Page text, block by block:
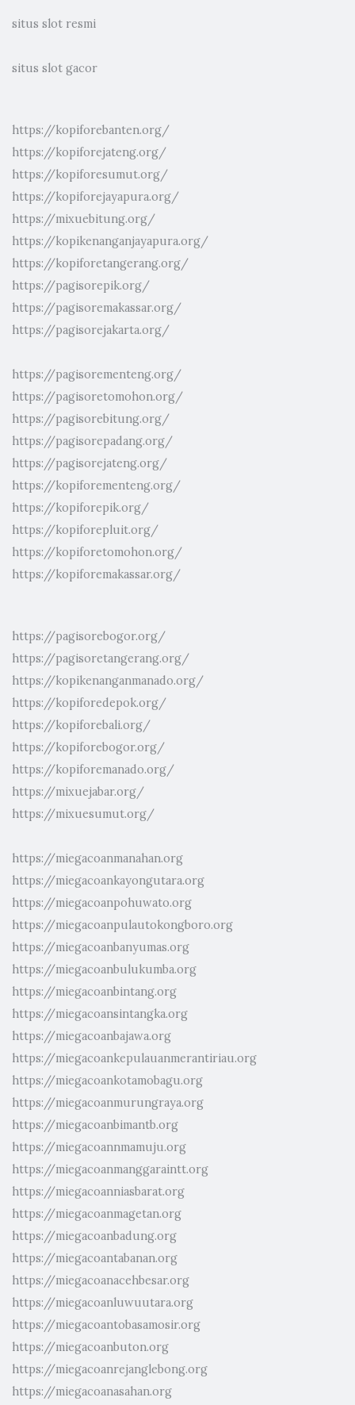
situs slot resmi
situs slot gacor
https://kopiforebanten.org/
https://kopiforejateng.org/
https://kopiforesumut.org/
https://kopiforejayapura.org/
https://mixuebitung.org/
https://kopikenanganjayapura.org/
https://kopiforetangerang.org/
https://pagisorepik.org/
https://pagisoremakassar.org/
https://pagisorejakarta.org/
https://pagisorementeng.org/
https://pagisoretomohon.org/
https://pagisorebitung.org/
https://pagisorepadang.org/
https://pagisorejateng.org/
https://kopiforementeng.org/
https://kopiforepik.org/
https://kopiforepluit.org/
https://kopiforetomohon.org/
https://kopiforemakassar.org/
https://pagisorebogor.org/
https://pagisoretangerang.org/
https://kopikenanganmanado.org/
https://kopiforedepok.org/
https://kopiforebali.org/
https://kopiforebogor.org/
https://kopiforemanado.org/
https://mixuejabar.org/
https://mixuesumut.org/
https://miegacoanmanahan.org
https://miegacoankayongutara.org
https://miegacoanpohuwato.org
https://miegacoanpulautokongboro.org
https://miegacoanbanyumas.org
https://miegacoanbulukumba.org
https://miegacoanbintang.org
https://miegacoansintangka.org
https://miegacoanbajawa.org
https://miegacoankepulauanmerantiriau.org
https://miegacoankotamobagu.org
https://miegacoanmurungraya.org
https://miegacoanbimantb.org
https://miegacoannmamuju.org
https://miegacoanmanggaraintt.org
https://miegacoanniasbarat.org
https://miegacoanmagetan.org
https://miegacoanbadung.org
https://miegacoantabanan.org
https://miegacoanacehbesar.org
https://miegacoanluwuutara.org
https://miegacoantobasamosir.org
https://miegacoanbuton.org
https://miegacoanrejanglebong.org
https://miegacoanasahan.org